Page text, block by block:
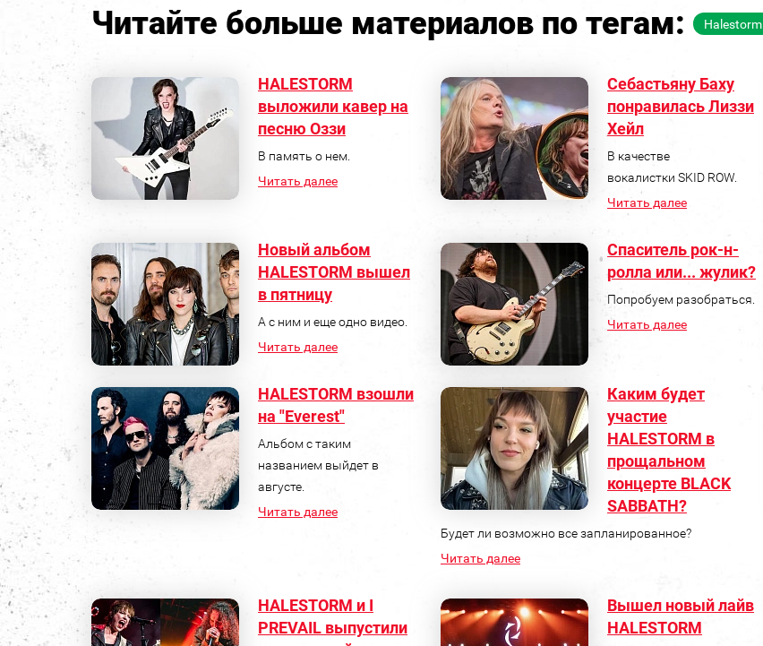
Читайте больше материалов по тегам: Halestorm
HALESTORM
выложили кавер на
песню Оззи
В память о нем.
Читать далее
Себастьяну Баху
понравилась Лиззи
Хейл
В качестве
вокалистки SKID ROW.
Читать далее
Новый альбом
HALESTORM вышел
в пятницу
А с ним и еще одно видео.
Читать далее
Спаситель рок-н-
ролла или... жулик?
Попробуем разобраться.
Читать далее
HALESTORM взошли
на "Everest"
Альбом с таким
названием выйдет в
августе.
Читать далее
Каким будет
участие
HALESTORM в
прощальном
концерте BLACK
SABBATH?
Будет ли возможно все запланированное?
Читать далее
HALESTORM и I
PREVAIL выпустили
Вышел новый лайв
HALESTORM